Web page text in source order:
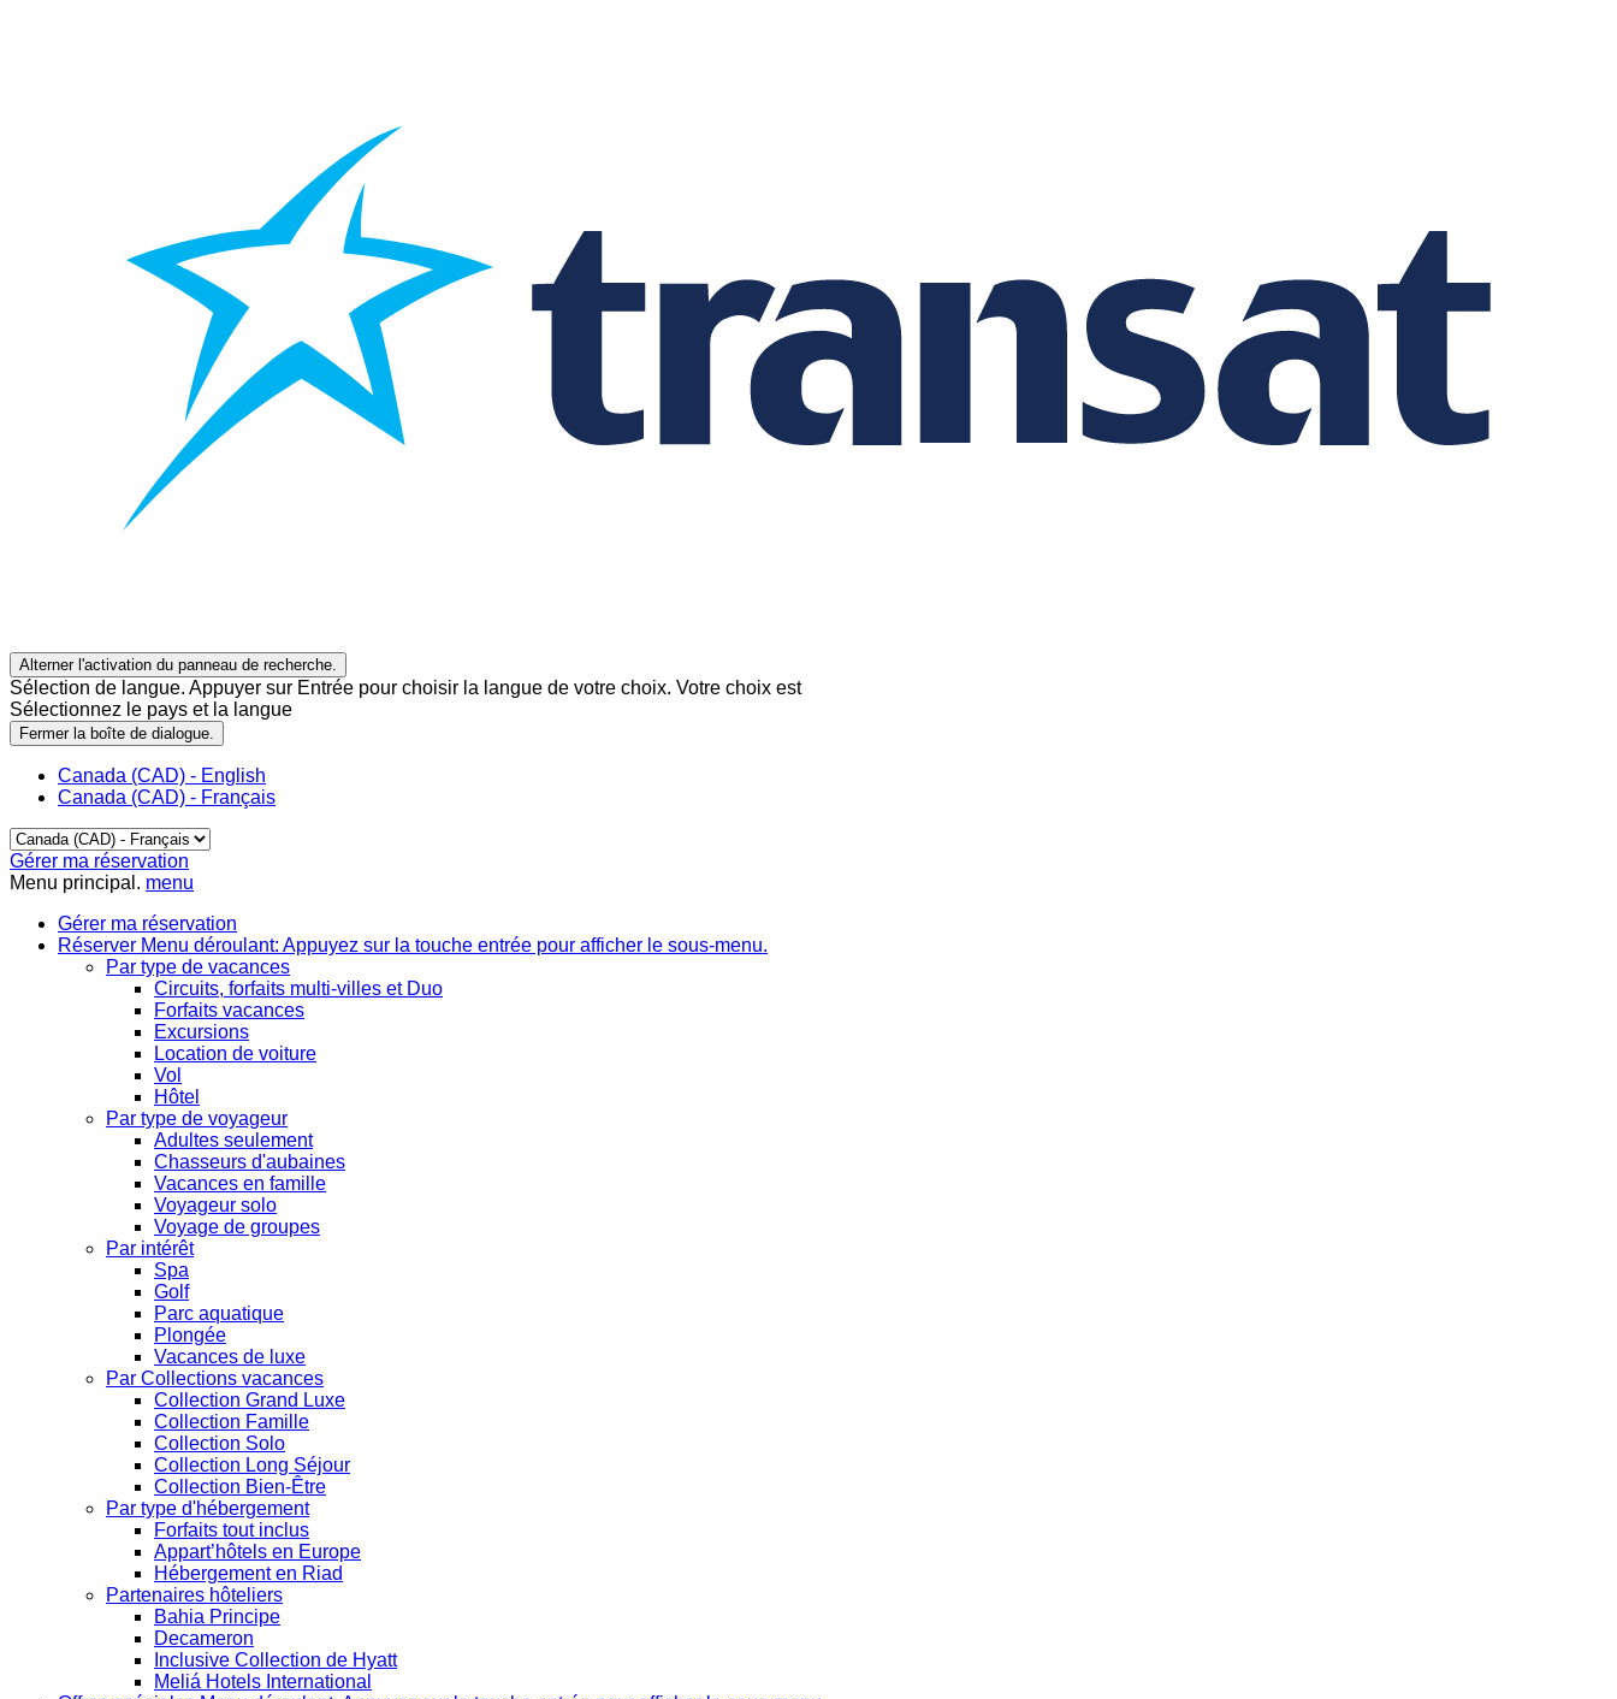
Alterner l'activation du panneau de recherche.
Sélection de langue. Appuyer sur Entrée pour choisir la langue de votre choix. Votre choix est
Sélectionnez le pays et la langue
Fermer la boîte de dialogue.
Canada (CAD) - English
Canada (CAD) - Français
Gérer ma réservation
Menu principal. menu
Gérer ma réservation
Réserver Menu déroulant: Appuyez sur la touche entrée pour afficher le sous-menu.
Par type de vacances
Circuits, forfaits multi-villes et Duo
Forfaits vacances
Excursions
Location de voiture
Vol
Hôtel
Par type de voyageur
Adultes seulement
Chasseurs d'aubaines
Vacances en famille
Voyageur solo
Voyage de groupes
Par intérêt
Spa
Golf
Parc aquatique
Plongée
Vacances de luxe
Par Collections vacances
Collection Grand Luxe
Collection Famille
Collection Solo
Collection Long Séjour
Collection Bien-Être
Par type d'hébergement
Forfaits tout inclus
Appart’hôtels en Europe
Hébergement en Riad
Partenaires hôteliers
Bahia Principe
Decameron
Inclusive Collection de Hyatt
Meliá Hotels International